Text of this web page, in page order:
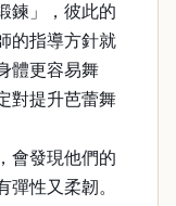
鍊」，彼此的
的指導方針就
體更容易舞
對提升芭蕾舞
會發現他們的
彈性又柔韌。